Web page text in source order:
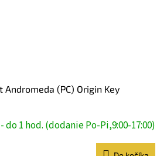
Andromeda (PC) Origin Key
1 hod. (dodanie Po-Pi,9:00-17:00)